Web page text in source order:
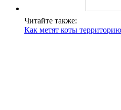
Читайте также:
Как метят коты